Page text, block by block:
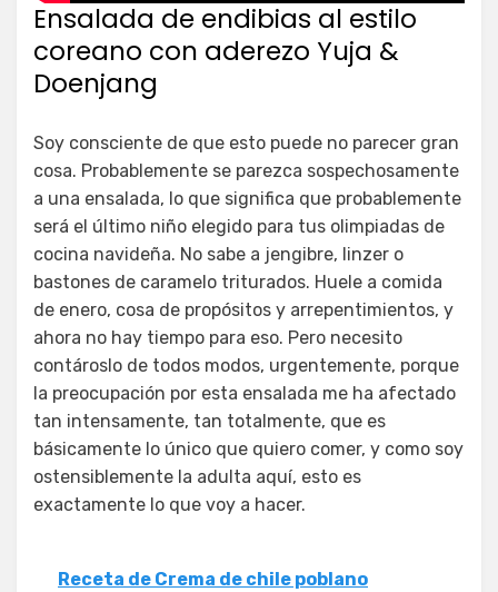
Ensalada de endibias al estilo
coreano con aderezo Yuja &
Doenjang
Soy consciente de que esto puede no parecer gran
cosa. Probablemente se parezca sospechosamente
a una ensalada, lo que significa que probablemente
será el último niño elegido para tus olimpiadas de
cocina navideña. No sabe a jengibre, linzer o
bastones de caramelo triturados. Huele a comida
de enero, cosa de propósitos y arrepentimientos, y
ahora no hay tiempo para eso. Pero necesito
contároslo de todos modos, urgentemente, porque
la preocupación por esta ensalada me ha afectado
tan intensamente, tan totalmente, que es
básicamente lo único que quiero comer, y como soy
ostensiblemente la adulta aquí, esto es
exactamente lo que voy a hacer.
Receta de Crema de chile poblano